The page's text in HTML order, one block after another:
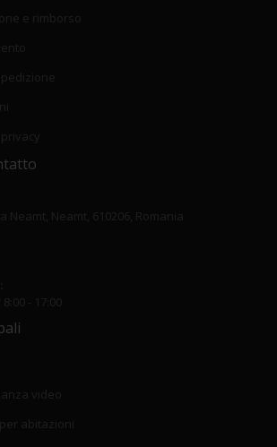
e rimborso
Neamt, Neamt, 610206, Romania
- 17:00
video
abitazioni